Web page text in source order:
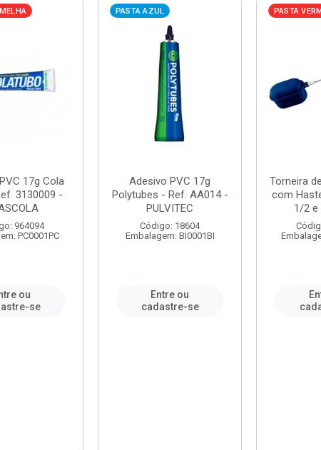
17g Cola
3130009 -
964094
PC0001PC
ou
se
PASTA AZUL
Adesivo PVC 17g
Polytubes - Ref. AA014 -
PULVITEC
Código: 18604
Embalagem: BI0001BI
Entre ou
cadastre-se
PASTA
Torneira
com
1/2 e